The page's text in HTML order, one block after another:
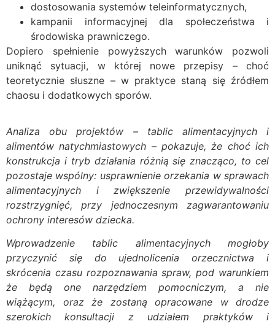
dostosowania systemów teleinformatycznych,
kampanii informacyjnej dla społeczeństwa i
środowiska prawniczego.
Dopiero spełnienie powyższych warunków pozwoli
uniknąć sytuacji, w której nowe przepisy – choć
teoretycznie słuszne – w praktyce staną się źródłem
chaosu i dodatkowych sporów.
Analiza obu projektów – tablic alimentacyjnych i
alimentów natychmiastowych – pokazuje, że choć ich
konstrukcja i tryb działania różnią się znacząco, to cel
pozostaje wspólny: usprawnienie orzekania w sprawach
alimentacyjnych i zwiększenie przewidywalności
rozstrzygnięć, przy jednoczesnym zagwarantowaniu
ochrony interesów dziecka.
Wprowadzenie tablic alimentacyjnych mogłoby
przyczynić się do ujednolicenia orzecznictwa i
skrócenia czasu rozpoznawania spraw, pod warunkiem
że będą one narzędziem pomocniczym, a nie
wiążącym, oraz że zostaną opracowane w drodze
szerokich konsultacji z udziałem praktyków i